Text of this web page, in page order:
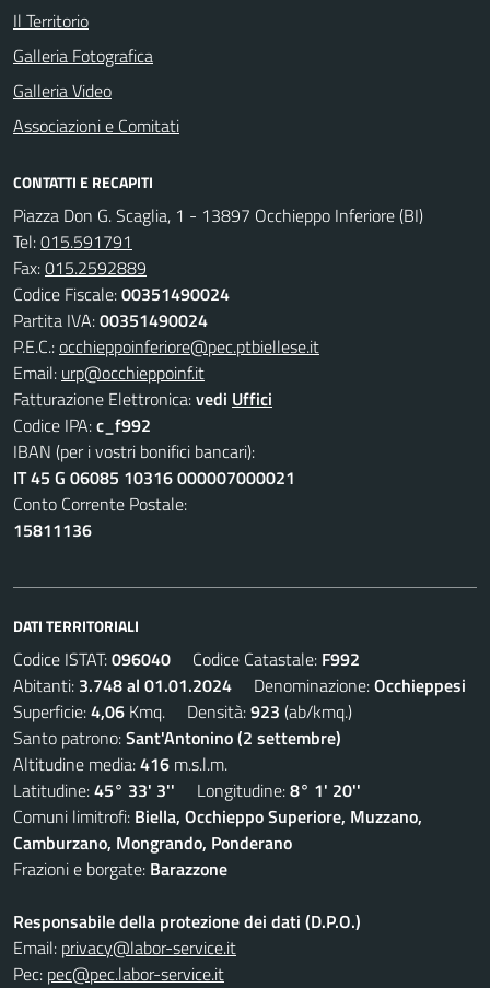
Il Territorio
Galleria Fotografica
Galleria Video
Associazioni e Comitati
CONTATTI E RECAPITI
Piazza Don G. Scaglia, 1 - 13897 Occhieppo Inferiore (BI)
Tel:015.591791
Fax:015.2592889
Codice Fiscale:00351490024
Partita IVA:00351490024
P.E.C.:occhieppoinferiore@pec.ptbiellese.it
Email: urp@occhieppoinf.it
Fatturazione Elettronica:vedi Uffici
Codice IPA:c_f992
IBAN (per i vostri bonifici bancari):
IT 45 G 06085 10316 000007000021
Conto Corrente Postale:
15811136
DATI TERRITORIALI
Codice ISTAT:096040 Codice Catastale: F992
Abitanti: 3.748 al 01.01.2024 Denominazione:Occhieppesi
Superficie:4,06 Kmq. Densità:923 (ab/kmq.)
Santo patrono:Sant'Antonino (2 settembre)
Altitudine media:416 m.s.l.m.
Latitudine:45° 33' 3'' Longitudine:8° 1' 20''
Comuni limitrofi: Biella, Occhieppo Superiore, Muzzano,
Camburzano, Mongrando, Ponderano
Frazioni e borgate: Barazzone
Responsabile della protezione dei dati (D.P.O.)
Email: privacy@labor-service.it
Pec: pec@pec.labor-service.it